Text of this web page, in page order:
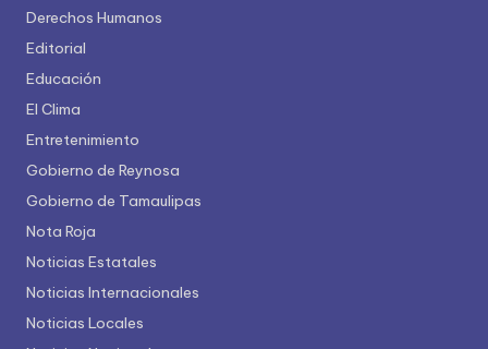
Derechos Humanos
Editorial
Educación
El Clima
Entretenimiento
Gobierno de Reynosa
Gobierno de Tamaulipas
Nota Roja
Noticias Estatales
Noticias Internacionales
Noticias Locales